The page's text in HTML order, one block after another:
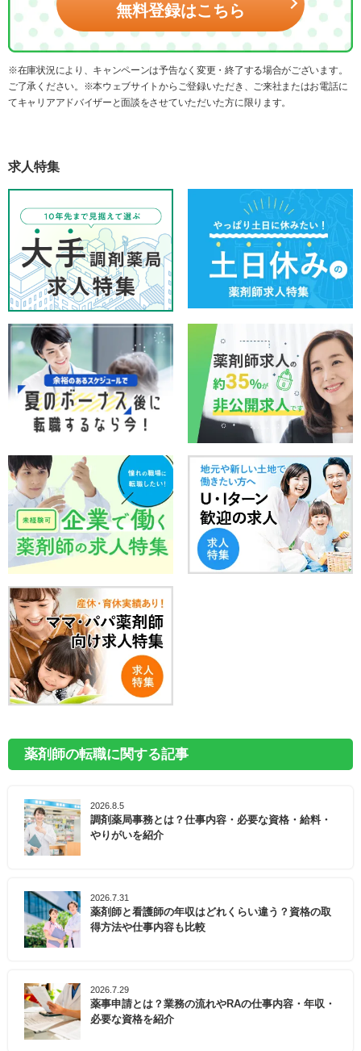
無料登録はこちら
※在庫状況により、キャンペーンは予告なく変更・終了する場合がございます。
ご了承ください。※本ウェブサイトからご登録いただき、ご来社またはお電話に
てキャリアアドバイザーと面談をさせていただいた方に限ります。
求人特集
薬剤師の転職に関する記事
2026.8.5
調剤薬局事務とは？仕事内容・必要な資格・給料・
やりがいを紹介
2026.7.31
薬剤師と看護師の年収はどれくらい違う？資格の取
得方法や仕事内容も比較
2026.7.29
薬事申請とは？業務の流れやRAの仕事内容・年収・
必要な資格を紹介